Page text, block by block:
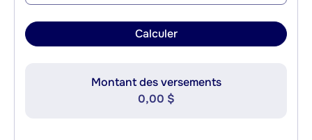
Calculer
Montant des versements
0,00 $